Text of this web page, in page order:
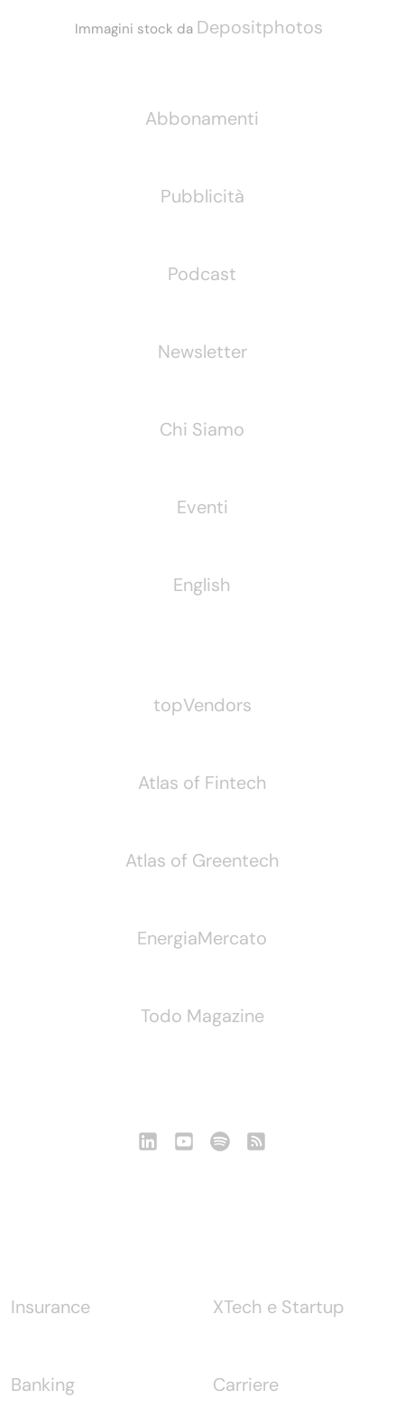
Immagini stock da Depositphotos
Abbonamenti
Pubblicità
Podcast
Newsletter
Chi Siamo
Eventi
English
topVendors
Atlas of Fintech
Atlas of Greentech
EnergiaMercato
Todo Magazine
Insurance
Banking
XTech e Startup
Carriere